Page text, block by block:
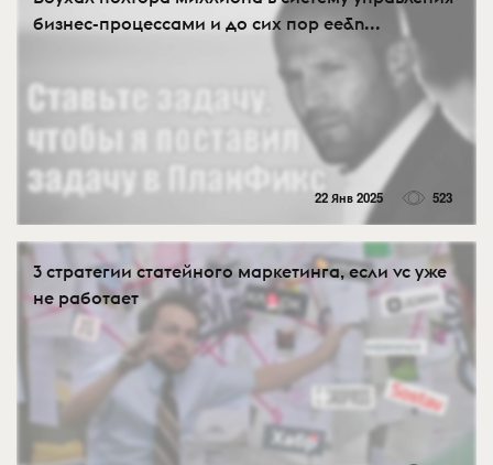
бизнес-процессами и до сих пор ее&n...
22 Янв 2025 523
3 стратегии статейного маркетинга, если vc уже
не работает